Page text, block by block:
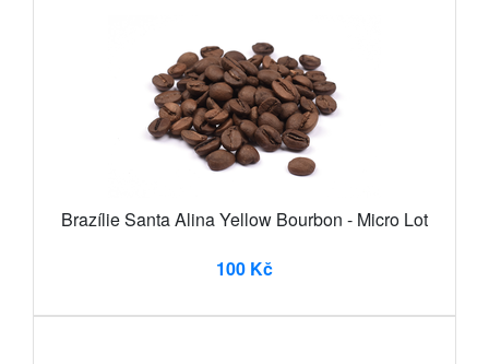
Brazílie Santa Alina Yellow Bourbon - Micro Lot
100 Kč